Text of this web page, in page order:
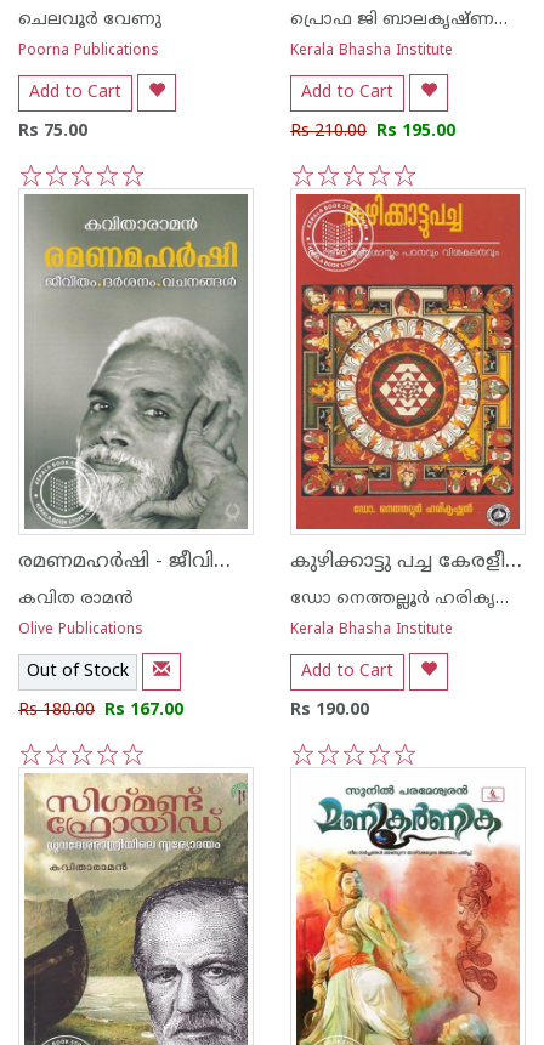
ചെലവൂര്‍ വേണു
Poorna Publications
Add to Cart
Rs 75.00
5
4
3
2
1
പ്രൊഫ ജി ബാലകൃഷ്ണന്‍ നായര്‍
Kerala Bhasha Institute
Add to Cart
Rs 210.00 Rs 195.00
5
4
3
2
1
രമണമഹർഷി - ജീവിതം ദർശനം വചനങ്ങൾ
കവിത രാമന്‍
Olive Publications
Out of Stock
Rs 180.00 Rs 167.00
5
4
3
2
1
കുഴിക്കാട്ടു പച്ച കേരളീയ തന്ത്രശാസ്ത്രം പഠനം
ഡോ നെത്തല്ലൂര്‍ ഹരികൃഷ്ണന്‍
Kerala Bhasha Institute
Add to Cart
Rs 190.00